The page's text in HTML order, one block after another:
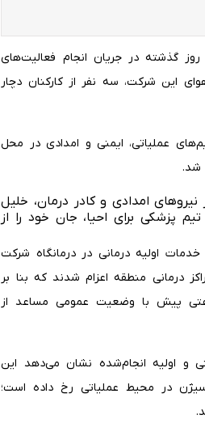
روز گذشته در جریان انجام فعالیت‌های
این شرکت، سه نفر از کارکنان دچار
عملیاتی، ایمنی و امدادی در محل
شد.
امدادی و کادر درمان، خلیل
فنی واحد بهره‌برداری، علی‌رغم تلاش ۲ ساعته تیم پزشکی برای احیا، جان خود را از
اولیه درمانی در درمانگاه شرکت
درمانی منطقه اعزام شدند که بنا بر
پیش با وضعیت عمومی مساعد از
و اولیه انجام‌شده نشان می‌دهد این
در محیط عملیاتی رخ داده است؛